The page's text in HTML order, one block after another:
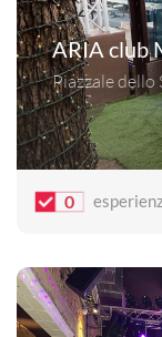
ARIA club
Piazzale
0